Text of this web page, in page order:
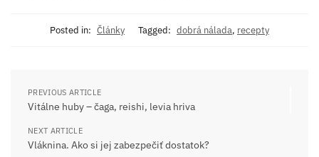
Posted in: Články Tagged: dobrá nálada, recepty
PREVIOUS ARTICLE
Vitálne huby – čaga, reishi, levia hriva
NEXT ARTICLE
Vláknina. Ako si jej zabezpečiť dostatok?